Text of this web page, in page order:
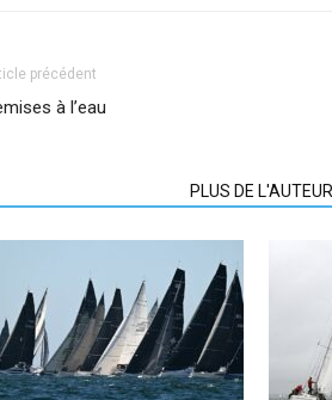
précédent
à l’eau
PLUS DE L'AUTEUR